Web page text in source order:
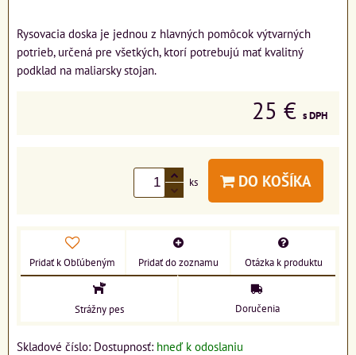
Rysovacia doska je jednou z hlavných pomôcok výtvarných
potrieb, určená pre všetkých, ktorí potrebujú mať kvalitný
podklad na maliarsky stojan.
25 € s DPH
ks DO KOŠÍKA
Pridať k Obľúbeným Pridať do zoznamu Otázka k produktu
Strážny pes Doručenia
Skladové číslo: Dostupnosť: hneď k odoslaniu